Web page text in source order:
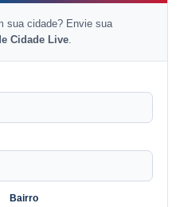
sua cidade? Envie sua
Cidade Live
Bairro